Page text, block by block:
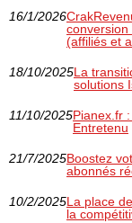
16/1/2026
conversion
(affiliés et
18/10/2025La
solutions
11/10/2025Pianex.fr
Entretenu
21/7/2025Boostez
abonnés
10/2/2025La place
la